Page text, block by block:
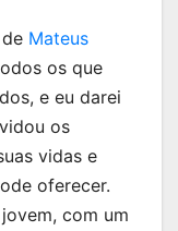
Mateus
os que
e eu darei
os
vidas e
oferecer.
com um